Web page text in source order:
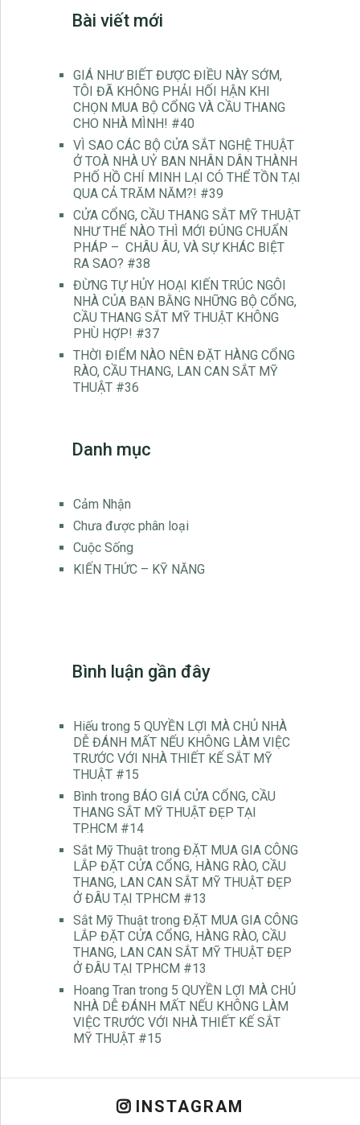
Bài viết mới
GIÁ NHƯ BIẾT ĐƯỢC ĐIỀU NÀY SỚM,
TÔI ĐÃ KHÔNG PHẢI HỐI HẬN KHI
CHỌN MUA BỘ CỔNG VÀ CẦU THANG
CHO NHÀ MÌNH! #40
VÌ SAO CÁC BỘ CỬA SẮT NGHỆ THUẬT
Ở TOÀ NHÀ UỶ BAN NHÂN DÂN THÀNH
PHỐ HỒ CHÍ MINH LẠI CÓ THỂ TỒN TẠI
QUA CẢ TRĂM NĂM?! #39
CỬA CỔNG, CẦU THANG SẮT MỸ THUẬT
NHƯ THẾ NÀO THÌ MỚI ĐÚNG CHUẨN
PHÁP – CHÂU ÂU, VÀ SỰ KHÁC BIỆT
RA SAO? #38
ĐỪNG TỰ HỦY HOẠI KIẾN TRÚC NGÔI
NHÀ CỦA BẠN BẰNG NHỮNG BỘ CỔNG,
CẦU THANG SẮT MỸ THUẬT KHÔNG
PHÙ HỢP! #37
THỜI ĐIỂM NÀO NÊN ĐẶT HÀNG CỔNG
RÀO, CẦU THANG, LAN CAN SẮT MỸ
THUẬT #36
Danh mục
Cảm Nhận
Chưa được phân loại
Cuộc Sống
KIẾN THỨC – KỸ NĂNG
Bình luận gần đây
Hiếu trong 5 QUYỀN LỢI MÀ CHỦ NHÀ
DỄ ĐÁNH MẤT NẾU KHÔNG LÀM VIỆC
TRƯỚC VỚI NHÀ THIẾT KẾ SẮT MỸ
THUẬT #15
Bình trong BÁO GIÁ CỬA CỔNG, CẦU
THANG SẮT MỸ THUẬT ĐẸP TẠI
TP.HCM #14
Sắt Mỹ Thuậttrong ĐẶT MUA GIA CÔNG
LẮP ĐẶT CỬA CỔNG, HÀNG RÀO, CẦU
THANG, LAN CAN SẮT MỸ THUẬT ĐẸP
Ở ĐÂU TẠI TPHCM #13
Sắt Mỹ Thuậttrong ĐẶT MUA GIA CÔNG
LẮP ĐẶT CỬA CỔNG, HÀNG RÀO, CẦU
THANG, LAN CAN SẮT MỸ THUẬT ĐẸP
Ở ĐÂU TẠI TPHCM #13
Hoang Tran trong 5 QUYỀN LỢI MÀ CHỦ
NHÀ DỄ ĐÁNH MẤT NẾU KHÔNG LÀM
VIỆC TRƯỚC VỚI NHÀ THIẾT KẾ SẮT
MỸ THUẬT #15
INSTAGRAM